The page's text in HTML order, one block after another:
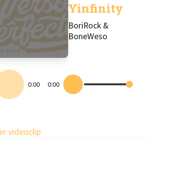
Yinfinity
BoriRock &
BoneWeso
0:00 0:00
videoclip